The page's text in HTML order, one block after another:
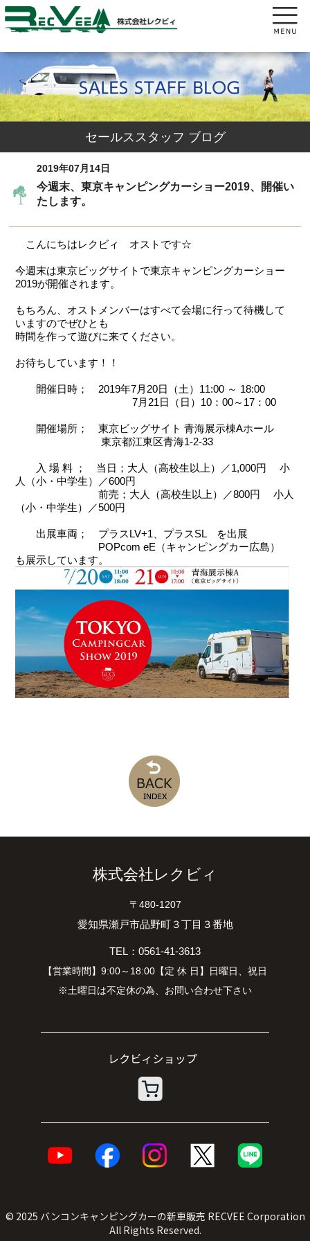
セールススタッフ ブログ
2019年07月14日
今週末、東京キャンピングカーショー2019、開催い
たします。
こんにちはレクビィ オストです☆
今週末は東京ビッグサイトで東京キャンピングカーショー
2019が開催されます。
もちろん、オストメンバーはすべて会場に行って待機して
いますのでぜひとも
時間を作って遊びに来てください。
お待ちしています！！
開催日時； 2019年7月20日（土）11:00 ～ 18:00
7月21日（日）10：00～17：00
開催場所； 東京ビッグサイト 青海展示棟Aホール
東京都江東区青海1-2-33
入 場 料 ； 当日；大人（高校生以上）／1,000円 小
人（小・中学生）／600円
前売；大人（高校生以上）／800円 小人
（小・中学生）／500円
出展車両； プラスLV+1、プラスSL を出展
POPcom eE（キャンピングカー広島）
も展示しています。
株式会社レクビィ
〒480-1207
愛知県瀬戸市品野町３丁目３番地
TEL：0561-41-3613
【営業時間】9:00～18:00【定 休 日】日曜日、祝日
※土曜日は不定休の為、お問い合わせ下さい
© 2025 バンコンキャンピングカーの新車販売 RECVEE Corporation
All Rights Reserved.